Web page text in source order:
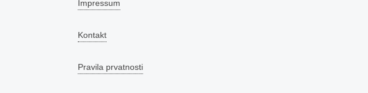
Impressum
Kontakt
Pravila prvatnosti